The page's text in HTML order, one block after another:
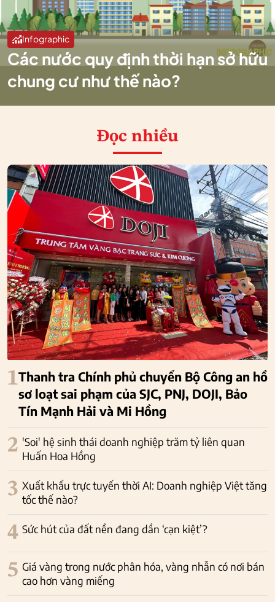
Infographic
Các nước quy định thời hạn sở hữu
chung cư như thế nào?
Đọc nhiều
1Thanh tra Chính phủ chuyển Bộ Công an hồ
sơ loạt sai phạm của SJC, PNJ, DOJI, Bảo
Tín Mạnh Hải và Mi Hồng
2 'Soi' hệ sinh thái doanh nghiệp trăm tỷ liên quan
Huấn Hoa Hồng
3 Xuất khẩu trực tuyến thời AI: Doanh nghiệp Việt tăng
tốc thế nào?
4 Sức hút của đất nền đang dần ‘cạn kiệt’?
5 Giá vàng trong nước phân hóa, vàng nhẫn có nơi bán
cao hơn vàng miếng